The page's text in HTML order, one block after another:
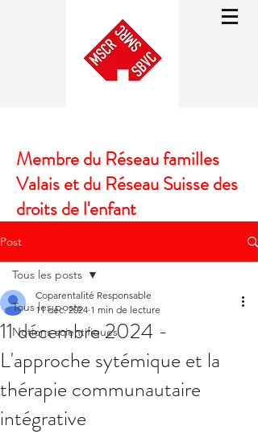
Membre du Réseau familles
Valais et du Réseau Suisse des
droits de l'enfant
Post
Tous les posts
Notions scientifiques
Tous les posts
11 décembre 2024 -
L'approche sytémique et la
thérapie communautaire
intégrative
Coparentalité Responsable
11 déc. 2024 1 min de lecture